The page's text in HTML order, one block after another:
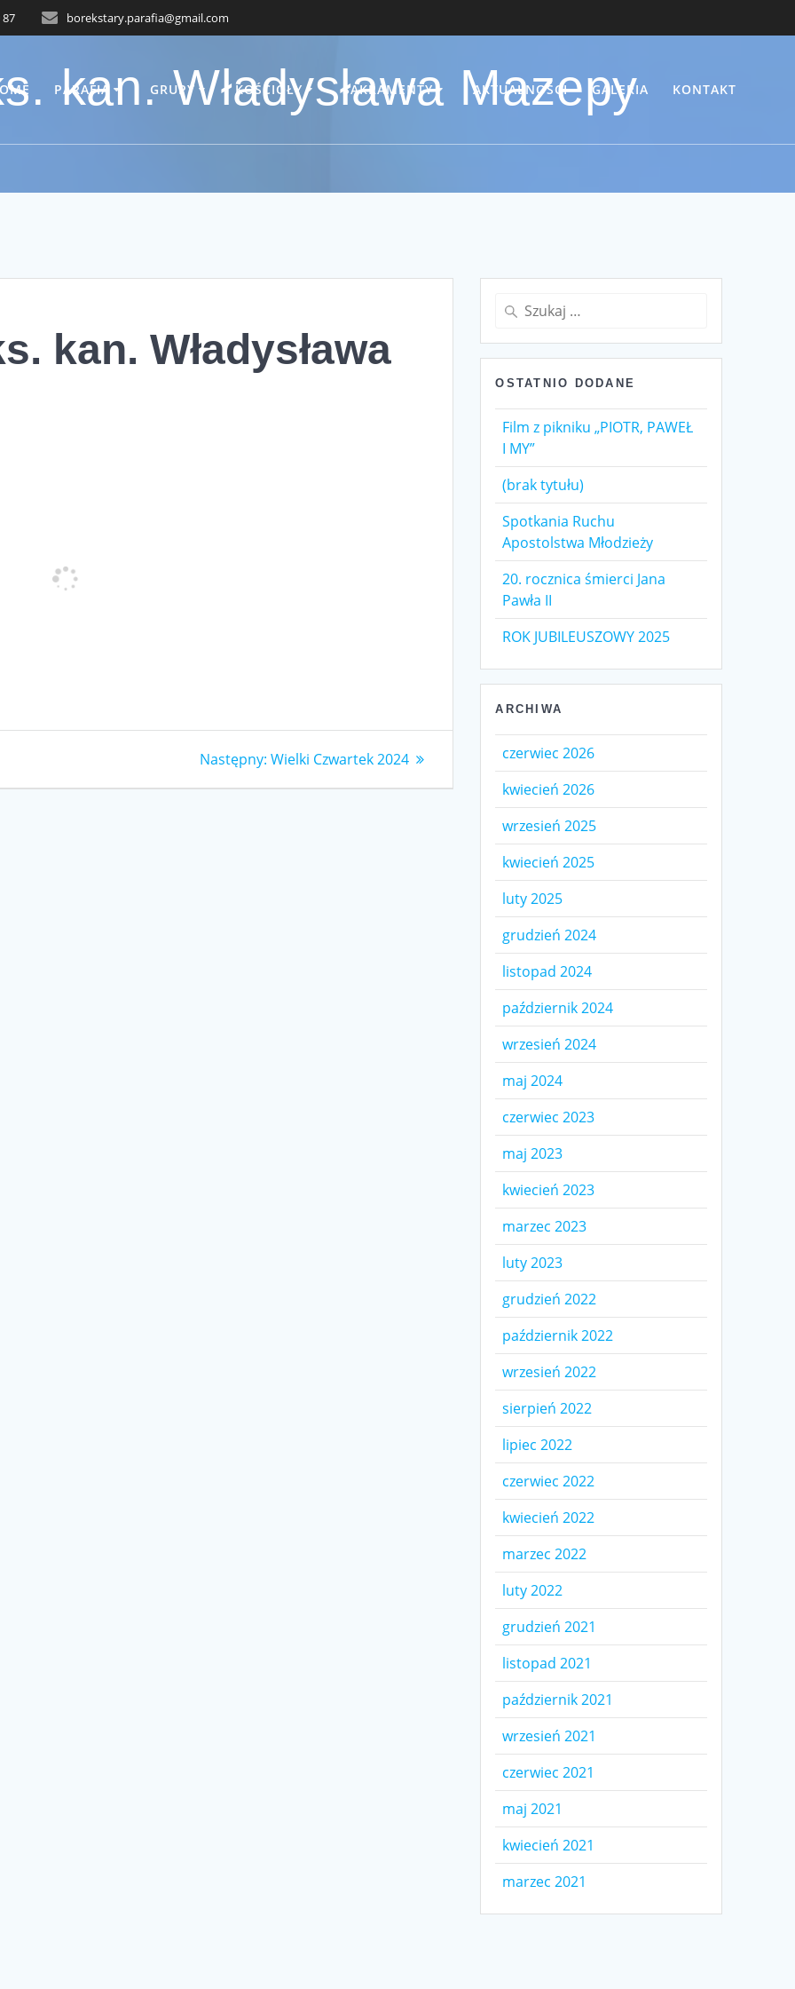
87 borekstary.parafia@gmail.com
PARAFIA GRUPY KOŚCIOŁY SAKRAMENTY AKTUALNOŚCI GALERIA KONTAKT
kan. Władysława Mazepy
kan. Władysława
Następny: Następny
Wielki Czwartek 2024
Szukaj:
OSTATNIO DODANE
Film z pikniku „PIOTR, PAWEŁ
I MY”
(brak tytułu)
Spotkania Ruchu
Apostolstwa Młodzieży
20. rocznica śmierci Jana
Pawła II
ROK JUBILEUSZOWY 2025
ARCHIWA
czerwiec 2026
kwiecień 2026
wrzesień 2025
kwiecień 2025
luty 2025
grudzień 2024
listopad 2024
październik 2024
wrzesień 2024
maj 2024
czerwiec 2023
maj 2023
kwiecień 2023
marzec 2023
luty 2023
grudzień 2022
październik 2022
wrzesień 2022
sierpień 2022
lipiec 2022
czerwiec 2022
kwiecień 2022
marzec 2022
luty 2022
grudzień 2021
listopad 2021
październik 2021
wrzesień 2021
czerwiec 2021
maj 2021
kwiecień 2021
marzec 2021